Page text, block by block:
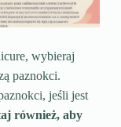
wybieraj
paznokci.
jeśli jest
również, aby